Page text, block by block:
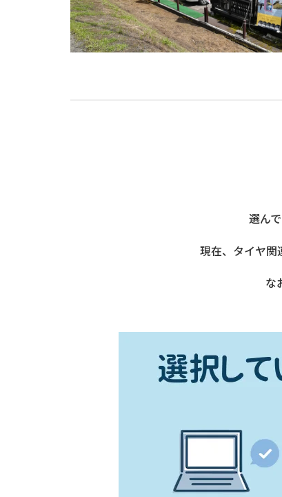
選ん
現在、タイヤ関
な